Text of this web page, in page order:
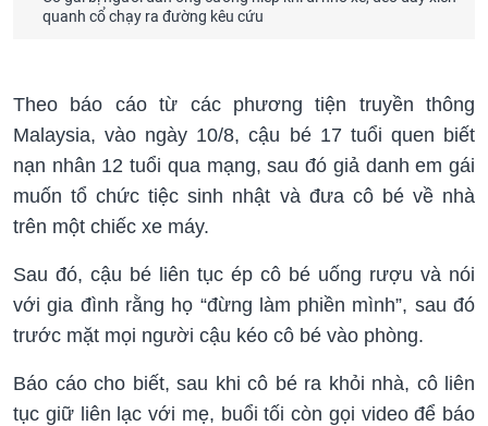
quanh cổ chạy ra đường kêu cứu
Theo báo cáo từ các phương tiện truyền thông
Malaysia, vào ngày 10/8, cậu bé 17 tuổi quen biết
nạn nhân 12 tuổi qua mạng, sau đó giả danh em gái
muốn tổ chức tiệc sinh nhật và đưa cô bé về nhà
trên một chiếc xe máy.
Sau đó, cậu bé liên tục ép cô bé uống rượu và nói
với gia đình rằng họ “đừng làm phiền mình”, sau đó
trước mặt mọi người cậu kéo cô bé vào phòng.
Báo cáo cho biết, sau khi cô bé ra khỏi nhà, cô liên
tục giữ liên lạc với mẹ, buổi tối còn gọi video để báo